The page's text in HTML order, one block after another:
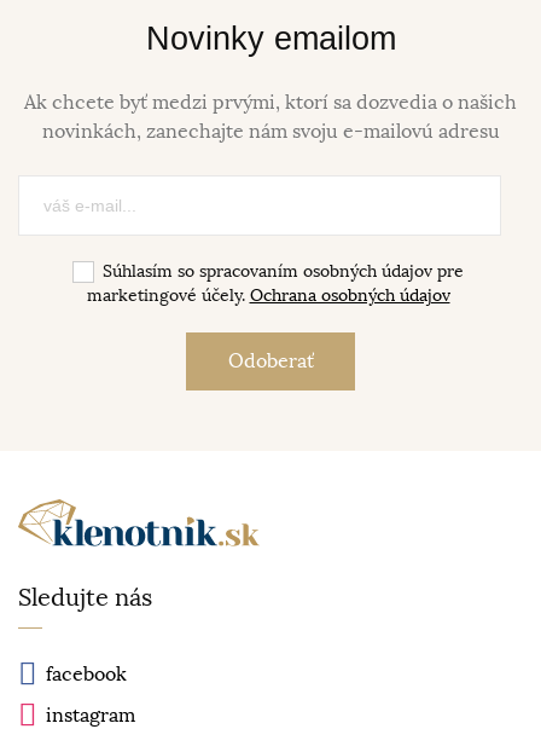
Novinky emailom
Ak chcete byť medzi prvými, ktorí sa dozvedia o našich
novinkách, zanechajte nám svoju e-mailovú adresu
Súhlasím so spracovaním osobných údajov pre
marketingové účely. Ochrana osobných údajov
Sledujte nás
facebook
instagram